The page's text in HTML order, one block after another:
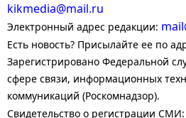
kikmedia@mail.ru
Электронный адрес редакции:
Есть новость? Присылайте ее по
Зарегистрировано Федеральной
сфере связи, информационных
коммуникаций (Роскомнадзор).
Свидетельство о регистрации СМИ: